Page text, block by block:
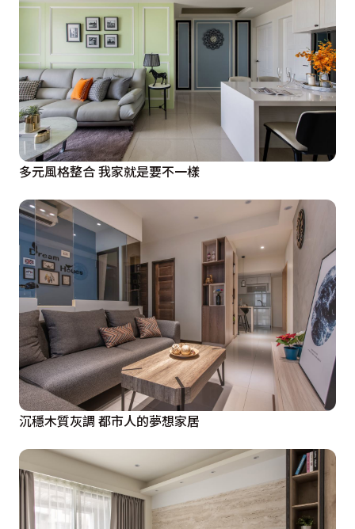
多元風格整合 我家就是要不一樣
沉穩木質灰調 都市人的夢想家居